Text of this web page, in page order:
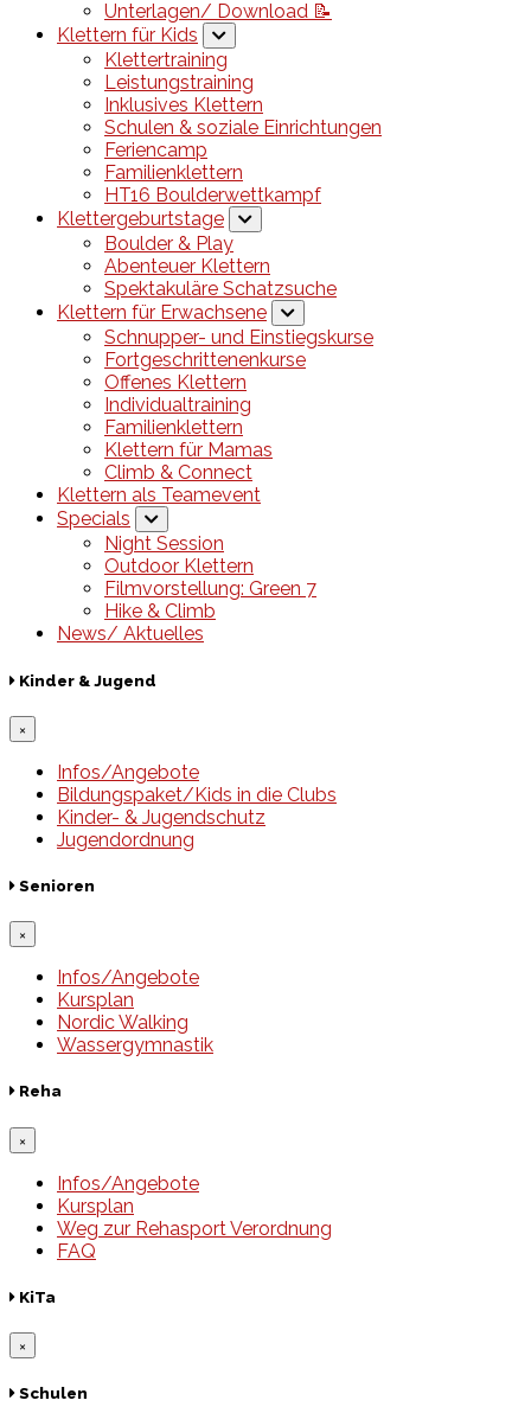
Unterlagen/ Download 📝
Klettern für Kids
Klettertraining
Leistungstraining
Inklusives Klettern
Schulen & soziale Einrichtungen
Feriencamp
Familienklettern
HT16 Boulderwettkampf
Klettergeburtstage
Boulder & Play
Abenteuer Klettern
Spektakuläre Schatzsuche
Klettern für Erwachsene
Schnupper- und Einstiegskurse
Fortgeschrittenenkurse
Offenes Klettern
Individualtraining
Familienklettern
Klettern für Mamas
Climb & Connect
Klettern als Teamevent
Specials
Night Session
Outdoor Klettern
Filmvorstellung: Green 7
Hike & Climb
News/ Aktuelles
Kinder & Jugend
×
Infos/Angebote
Bildungspaket/Kids in die Clubs
Kinder- & Jugendschutz
Jugendordnung
Senioren
×
Infos/Angebote
Kursplan
Nordic Walking
Wassergymnastik
Reha
×
Infos/Angebote
Kursplan
Weg zur Rehasport Verordnung
FAQ
KiTa
×
Schulen